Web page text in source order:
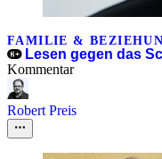
FAMILIE &
Lesen gegen das
Kommentar
Robert Preis